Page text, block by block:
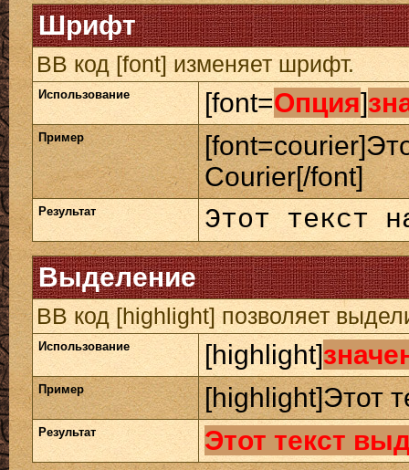
Шрифт
BB код [font] изменяет шрифт.
Использование [font=Опция]
Пример
Courier[/font]
Результат Этот текст
Выделение
BB код [highlight] позволяет
Использование [highlight]
Пример [highlight]Этот
Результат Этот текст